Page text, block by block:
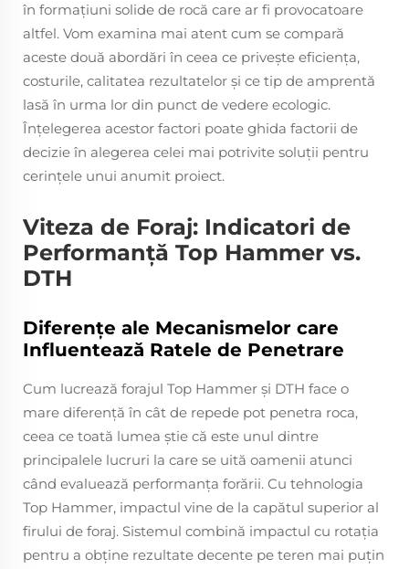
în formaţiuni solide de rocă care ar fi provocatoare
altfel. Vom examina mai atent cum se compară
aceste două abordări în ceea ce privește eficiența,
costurile, calitatea rezultatelor și ce tip de amprentă
lasă în urma lor din punct de vedere ecologic.
Înțelegerea acestor factori poate ghida factorii de
decizie în alegerea celei mai potrivite soluții pentru
cerințele unui anumit proiect.
Viteza de Foraj: Indicatori de
Performanță Top Hammer vs.
DTH
Diferențe ale Mecanismelor care
Influentează Ratele de Penetrare
Cum lucrează forajul Top Hammer şi DTH face o
mare diferenţă în cât de repede pot penetra roca,
ceea ce toată lumea ştie că este unul dintre
principalele lucruri la care se uită oamenii atunci
când evaluează performanţa forării. Cu tehnologia
Top Hammer, impactul vine de la capătul superior al
firului de foraj. Sistemul combină impactul cu rotaţia
pentru a obţine rezultate decente pe teren mai puţin